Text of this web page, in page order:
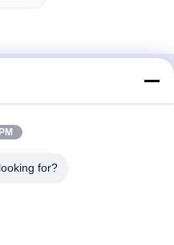
Changsha, Hunan,
for?